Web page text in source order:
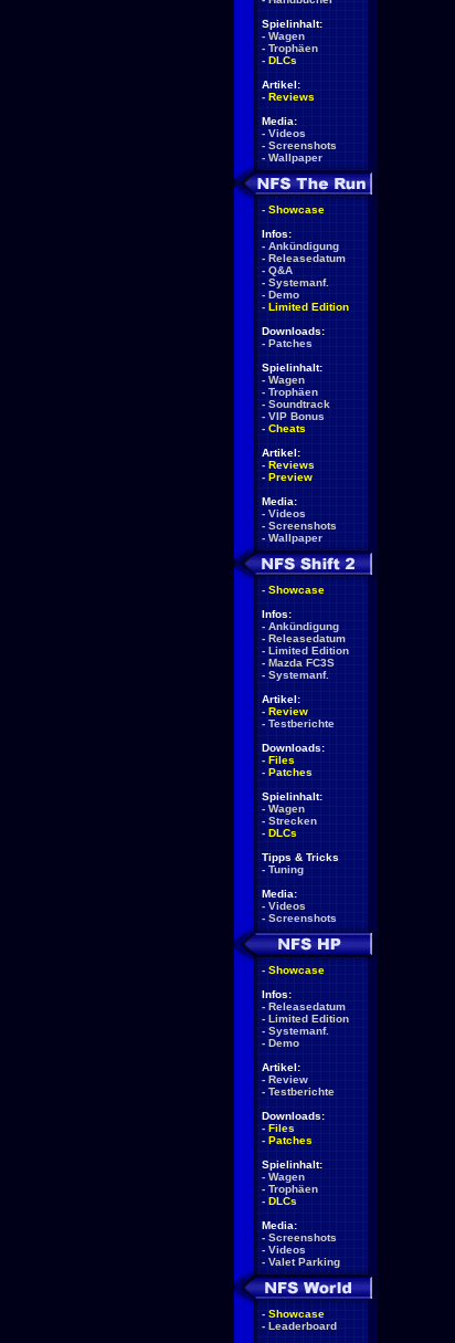
Spielinhalt:
- Wagen
- Trophäen
- DLCs
Artikel:
- Reviews
Media:
- Videos
- Screenshots
- Wallpaper
- Showcase
Infos:
- Ankündigung
- Releasedatum
- Q&A
- Systemanf.
- Demo
- Limited Edition
Downloads:
- Patches
Spielinhalt:
- Wagen
- Trophäen
- Soundtrack
- VIP Bonus
- Cheats
Artikel:
- Reviews
- Preview
Media:
- Videos
- Screenshots
- Wallpaper
- Showcase
Infos:
- Ankündigung
- Releasedatum
- Limited Edition
- Mazda FC3S
- Systemanf.
Artikel:
- Review
- Testberichte
Downloads:
- Files
- Patches
Spielinhalt:
- Wagen
- Strecken
- DLCs
Tipps & Tricks
- Tuning
Media:
- Videos
- Screenshots
- Showcase
Infos:
- Releasedatum
- Limited Edition
- Systemanf.
- Demo
Artikel:
- Review
- Testberichte
Downloads:
- Files
- Patches
Spielinhalt:
- Wagen
- Trophäen
- DLCs
Media:
- Screenshots
- Videos
- Valet Parking
- Showcase
- Leaderboard